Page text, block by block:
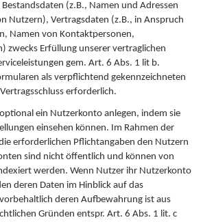
(z.B., Namen und Adressen
Nutzern), Vertragsdaten (z.B., in Anspruch
Namen von Kontaktpersonen,
zwecks Erfüllung unserer vertraglichen
gem. Art. 6 Abs. 1 lit b.
als verpflichtend gekennzeichneten
erforderlich.
ein Nutzerkonto anlegen, indem sie
einsehen können. Im Rahmen der
erforderlichen Pflichtangaben den Nutzern
sind nicht öffentlich und können von
werden. Wenn Nutzer ihr Nutzerkonto
deren Daten im Hinblick auf das
deren Aufbewahrung ist aus
Gründen entspr. Art. 6 Abs. 1 lit. c